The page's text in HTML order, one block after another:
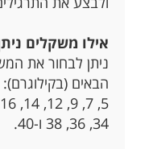
אילו משקלים
ניתן לבחור את
הבאים (בקילוגרם):
34, 36, 38 ו-40.